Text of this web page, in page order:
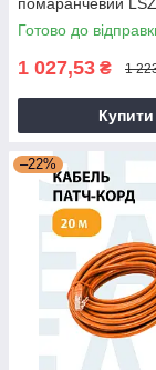
(негорючий)
Готово до
1 027,53 ₴ 1
Купити
–22%